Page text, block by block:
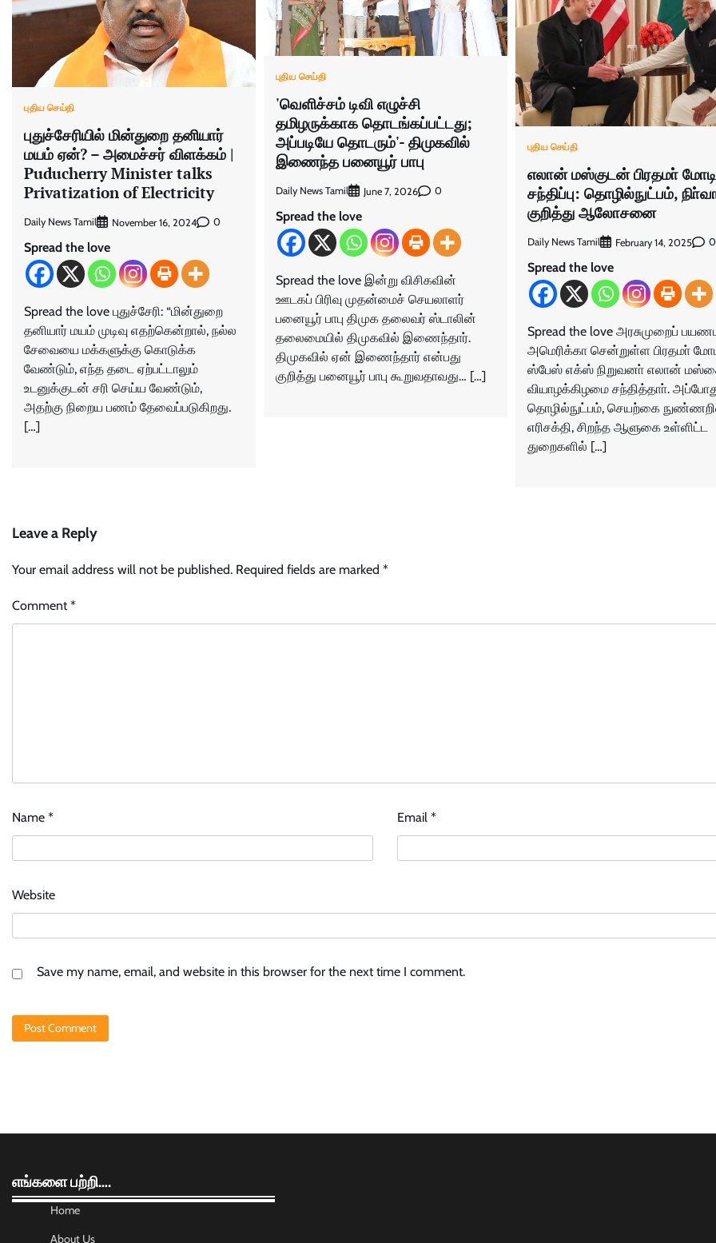
புதிய செய்தி
புதுச்சேரியில் மின்துறை தனியார்
மயம் ஏன்? – அமைச்சர் விளக்கம் |
Puducherry Minister talks
Privatization of Electricity
Daily News Tamil November 16, 2024 0
Spread the love
Spread the love புதுச்சேரி: “மின்துறை
தனியார் மயம் முடிவு எதற்கென்றால், நல்ல
சேவையை மக்களுக்கு கொடுக்க
வேண்டும், எந்த தடை ஏற்பட்டாலும்
உடனுக்குடன் சரி செய்ய வேண்டும்,
அதற்கு நிறைய பணம் தேவைப்படுகிறது.
[…]
புதிய செய்தி
'வெளிச்சம் டிவி எழுச்சி
தமிழருக்காக தொடங்கப்பட்டது;
அப்படியே தொடரும்'- திமுகவில்
இணைந்த பனையூர் பாபு
Daily News Tamil June 7, 2026 0
Spread the love
Spread the love இன்று விசிகவின்
ஊடகப் பிரிவு முதன்மைச் செயலாளர்
பனையூர் பாபு திமுக தலைவர் ஸ்டாலின்
தலைமையில் திமுகவில் இணைந்தார்.
திமுகவில் ஏன் இணைந்தார் என்பது
குறித்து பனையூர் பாபு கூறுவதாவது… […]
புதிய செய்தி
எலான் மஸ்குடன் பிரதமா் மோடி
சந்திப்பு: தொழில்நுட்பம்,
குறித்து ஆலோசனை
Daily News Tamil February 14, 2025 0
Spread the love
Spread the love அரசுமுறைப்
அமெரிக்கா சென்றுள்ள பிரதமா்
ஸ்பேஸ் எக்ஸ் நிறுவனா் எலான்
வியாழக்கிழமை சந்தித்தாா்.
தொழில்நுட்பம், செயற்கை
எரிசக்தி, சிறந்த ஆளுகை உள்ளிட்ட
துறைகளில் […]
Leave a Reply
Your email address will not be published. Required fields are marked *
Comment*
Name * Email*
Website
Save my name, email, and website in this browser for the next time I comment.
எங்களை பற்றி….
Home
About Us